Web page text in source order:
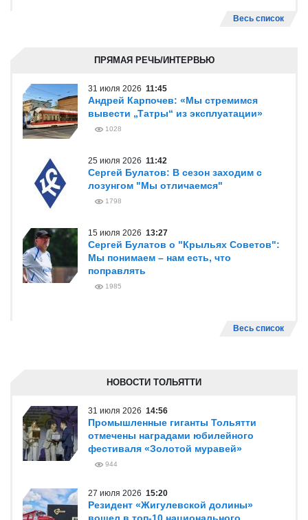
Весь список
ПРЯМАЯ РЕЧЬ/ИНТЕРВЬЮ
31 июля 2026 11:45
Андрей Карпочев: «Мы стремимся
вывести „Татры“ из эксплуатации»
1028
25 июля 2026 11:42
Сергей Булатов: В сезон заходим с
лозунгом "Мы отличаемся"
1798
15 июля 2026 13:27
Сергей Булатов о "Крыльях Советов":
Мы понимаем – нам есть, что
поправлять
1985
Весь список
НОВОСТИ ТОЛЬЯТТИ
31 июля 2026 14:56
Промышленные гиганты Тольятти
отмечены наградами юбилейного
фестиваля «Золотой муравей»
944
27 июля 2026 15:20
Резидент «Жигулевской долины»